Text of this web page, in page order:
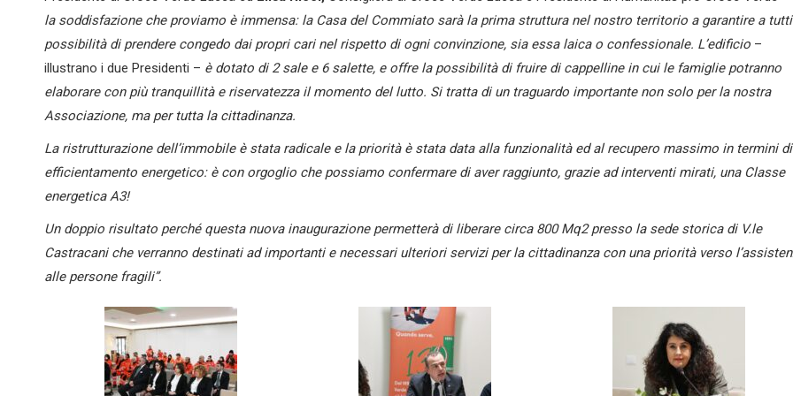
la soddisfazione che proviamo è immensa: la Casa del Commiato sarà la prima struttura nel nostro territorio a garantire a
possibilità di prendere congedo dai propri cari nel rispetto di ogni convinzione, sia essa laica o confessionale. L’edificio –
illustrano i due Presidenti – è dotato di 2 sale e 6 salette, e offre la possibilità di fruire di cappelline in cui le famiglie potranno
elaborare con più tranquillità e riservatezza il momento del lutto. Si tratta di un traguardo importante non solo per la nostra
Associazione, ma per tutta la cittadinanza.
La ristrutturazione dell’immobile è stata radicale e la priorità è stata data alla funzionalità ed al recupero massimo in termini di
efficientamento energetico: è con orgoglio che possiamo confermare di aver raggiunto, grazie ad interventi mirati, una Classe
energetica A3!
Un doppio risultato perché questa nuova inaugurazione permetterà di liberare circa 800 Mq2presso la sede storica di V.le
Castracani che verranno destinati ad importanti e necessari ulteriori servizi per la cittadinanza con una priorità verso
alle persone fragili”.